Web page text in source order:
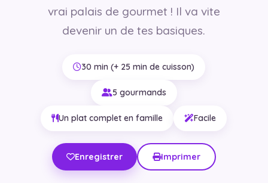
vrai palais de gourmet ! Il va vite
devenir un de tes basiques.
30 min (+ 25 min de cuisson)
5 gourmands
Un plat complet en famille Facile
Enregistrer Imprimer